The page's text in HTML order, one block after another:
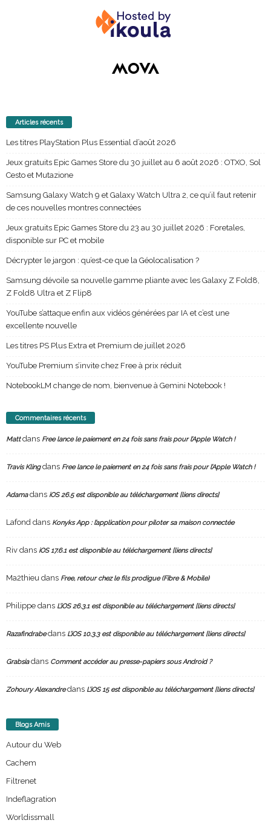
Articles récents
Les titres PlayStation Plus Essential d’août 2026
Jeux gratuits Epic Games Store du 30 juillet au 6 août 2026 : OTXO, Sol
Cesto et Mutazione
Samsung Galaxy Watch 9 et Galaxy Watch Ultra 2, ce qu’il faut retenir
de ces nouvelles montres connectées
Jeux gratuits Epic Games Store du 23 au 30 juillet 2026 : Foretales,
disponible sur PC et mobile
Décrypter le jargon : qu’est-ce que la Géolocalisation ?
Samsung dévoile sa nouvelle gamme pliante avec les Galaxy Z Fold8,
Z Fold8 Ultra et Z Flip8
YouTube s’attaque enfin aux vidéos générées par IA et c’est une
excellente nouvelle
Les titres PS Plus Extra et Premium de juillet 2026
YouTube Premium s’invite chez Free à prix réduit
NotebookLM change de nom, bienvenue à Gemini Notebook !
Commentaires récents
Mattdans Free lance le paiement en 24 fois sans frais pour l’Apple Watch !
Travis Klingdans Free lance le paiement en 24 fois sans frais pour l’Apple Watch !
Adamadans iOS 26.5 est disponible au téléchargement [liens directs]
Lafond dans Konyks App : l’application pour piloter sa maison connectée
Riv dans iOS 17.6.1 est disponible au téléchargement [liens directs]
Ma2thieu dans Free, retour chez le fils prodigue (Fibre & Mobile)
Philippe dans L’iOS 26.3.1 est disponible au téléchargement [liens directs]
Razafindrabedans L’iOS 10.3.3 est disponible au téléchargement [liens directs]
Grabsiadans Comment accéder au presse-papiers sous Android ?
Zohoury Alexandredans L’iOS 15 est disponible au téléchargement [liens directs]
Blogs Amis
Autour du Web
Cachem
Filtrenet
Indeflagration
Worldissmall